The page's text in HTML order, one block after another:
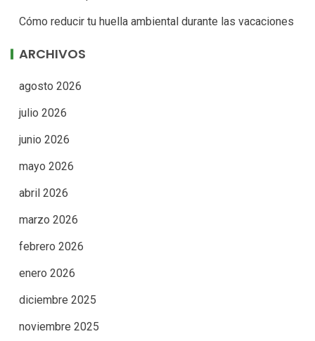
Cómo reducir tu huella ambiental durante las vacaciones
ARCHIVOS
agosto 2026
julio 2026
junio 2026
mayo 2026
abril 2026
marzo 2026
febrero 2026
enero 2026
diciembre 2025
noviembre 2025